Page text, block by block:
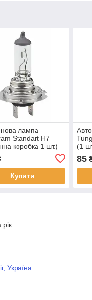
лампа
Standart H7
коробка 1 шт.)
Купити
(1
85
рік
Україна